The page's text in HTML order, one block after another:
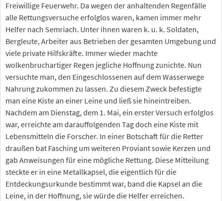
Freiwillige Feuerwehr. Da wegen der anhaltenden Regenfälle
alle Rettungsversuche erfolglos waren, kamen immer mehr
Helfer nach Semriach. Unter ihnen waren k. u. k. Soldaten,
Bergleute, Arbeiter aus Betrieben der gesamten Umgebung und
viele private Hilfskräfte. Immer wieder machte
wolkenbruchartiger Regen jegliche Hoffnung zunichte. Nun
versuchte man, den Eingeschlossenen auf dem Wasserwege
Nahrung zukommen zu lassen. Zu diesem Zweck befestigte
man eine Kiste an einer Leine und ließ sie hineintreiben.
Nachdem am Dienstag, dem 1. Mai, ein erster Versuch erfolglos
war, erreichte am darauffolgenden Tag doch eine Kiste mit
Lebensmitteln die Forscher. In einer Botschaft für die Retter
draußen bat Fasching um weiteren Proviant sowie Kerzen und
gab Anweisungen für eine mögliche Rettung. Diese Mitteilung
steckte er in eine Metallkapsel, die eigentlich für die
Entdeckungsurkunde bestimmt war, band die Kapsel an die
Leine, in der Hoffnung, sie würde die Helfer erreichen.